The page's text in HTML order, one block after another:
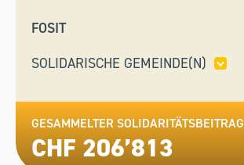
FOSIT
SOLIDARISCHE GEMEINDE(N)
LUGANO,MENDRISIO,MUZZANO,
VAZ/OBERVAZ,VEZIA
GESAMMELTER SOLIDARITÄTSBEITRAG
CHF 206’813